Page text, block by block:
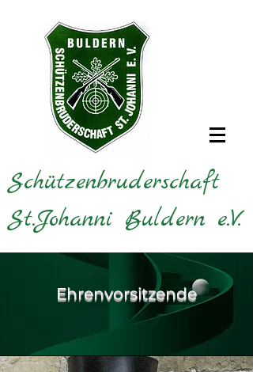
Schützenbruderschaft
St.Johanni Buldern e.V.
Ehrenvorsitzende